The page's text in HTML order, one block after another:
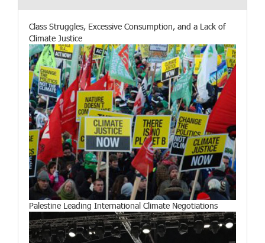
Class Struggles, Excessive Consumption, and a Lack of
Climate Justice
Palestine Leading International Climate Negotiations